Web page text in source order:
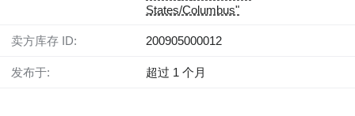
States/Columbus"
卖方库存 ID: 200905000012
发布于: 超过 1 个月